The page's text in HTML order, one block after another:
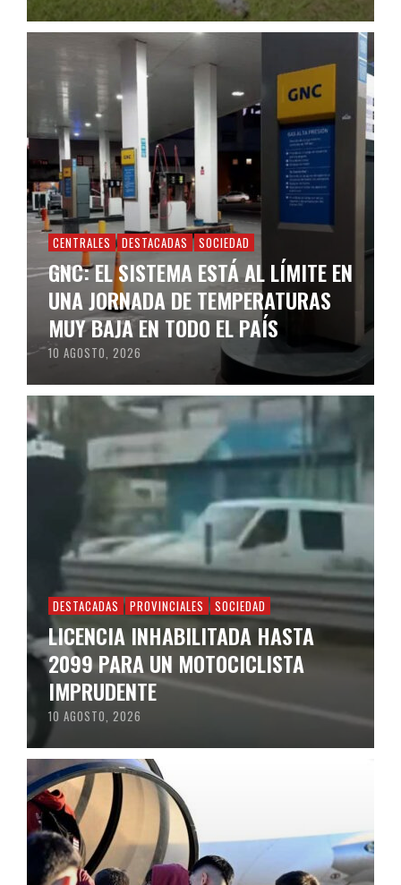
CENTRALES DESTACADAS SOCIEDAD
GNC: EL SISTEMA ESTÁ AL LÍMITE EN
UNA JORNADA DE TEMPERATURAS
MUY BAJA EN TODO EL PAÍS
10 AGOSTO, 2026
DESTACADAS PROVINCIALES SOCIEDAD
LICENCIA INHABILITADA HASTA
2099 PARA UN MOTOCICLISTA
IMPRUDENTE
10 AGOSTO, 2026